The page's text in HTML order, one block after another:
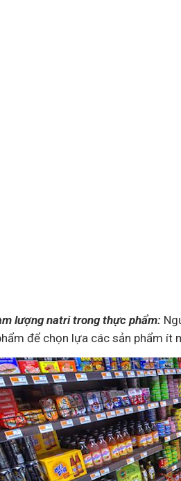
lượng natri trong thực phẩm:
để chọn lựa các sản phẩm ít